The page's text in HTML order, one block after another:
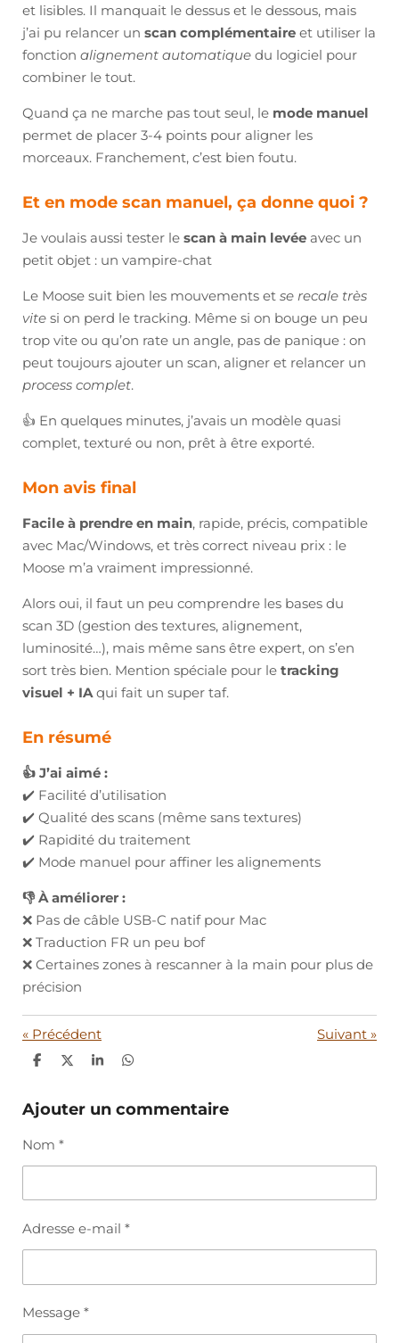
et lisibles. Il manquait le dessus et le dessous, mais
j’ai pu relancer un scan complémentaire et utiliser la
fonction alignement automatique du logiciel pour
combiner le tout.
Quand ça ne marche pas tout seul, le mode manuel
permet de placer 3-4 points pour aligner les
morceaux. Franchement, c’est bien foutu.
Et en mode scan manuel, ça donne quoi ?
Je voulais aussi tester le scan à main levée avec un
petit objet : un vampire-chat
Le Moose suit bien les mouvements et se recale très
vite si on perd le tracking. Même si on bouge un peu
trop vite ou qu’on rate un angle, pas de panique : on
peut toujours ajouter un scan, aligner et relancer un
process complet.
👍 En quelques minutes, j’avais un modèle quasi
complet, texturé ou non, prêt à être exporté.
Mon avis final
Facile à prendre en main, rapide, précis, compatible
avec Mac/Windows, et très correct niveau prix : le
Moose m’a vraiment impressionné.
Alors oui, il faut un peu comprendre les bases du
scan 3D (gestion des textures, alignement,
luminosité…), mais même sans être expert, on s’en
sort très bien. Mention spéciale pour le tracking
visuel + IAqui fait un super taf.
En résumé
👍 J’ai aimé :
✔️ Facilité d’utilisation
✔️ Qualité des scans (même sans textures)
✔️ Rapidité du traitement
✔️ Mode manuel pour affiner les alignements
👎 À améliorer :
❌ Pas de câble USB-C natif pour Mac
❌ Traduction FR un peu bof
❌ Certaines zones à rescanner à la main pour plus de
précision
« Précédent Suivant »
P
t
a
e
P
t
a
P
t
a
P
t
a
Ajouter un commentaire
Nom *
Adresse e-mail *
Message *